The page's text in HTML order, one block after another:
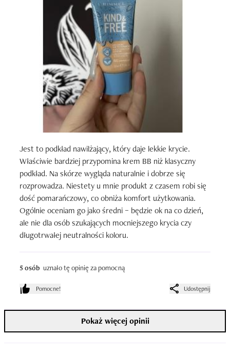
Jest to podkład nawilżający, który daje lekkie krycie.
Właściwie bardziej przypomina krem BB niż klasyczny
podkład. Na skórze wygląda naturalnie i dobrze się
rozprowadza. Niestety u mnie produkt z czasem robi się
dość pomarańczowy, co obniża komfort użytkowania.
Ogólnie oceniam go jako średni – będzie ok na co dzień,
ale nie dla osób szukających mocniejszego krycia czy
długotrwałej neutralności koloru.
5 osób uznało tę opinię za pomocną
Pomocne! Udostępnij
Pokaż więcej opinii